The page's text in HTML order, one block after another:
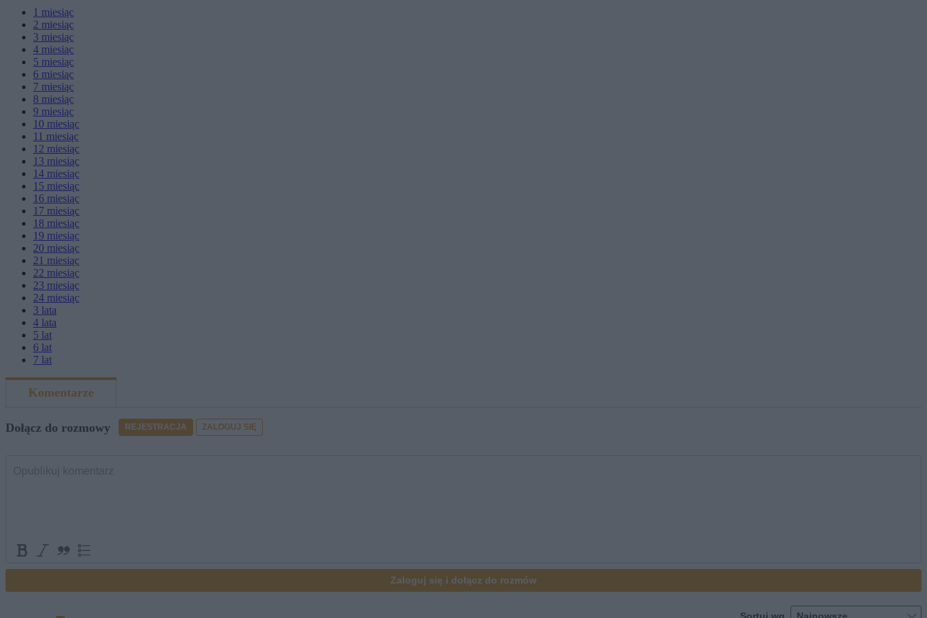
1 miesiąc
2 miesiąc
3 miesiąc
4 miesiąc
5 miesiąc
6 miesiąc
7 miesiąc
8 miesiąc
9 miesiąc
10 miesiąc
11 miesiąc
12 miesiąc
13 miesiąc
14 miesiąc
15 miesiąc
16 miesiąc
17 miesiąc
18 miesiąc
19 miesiąc
20 miesiąc
21 miesiąc
22 miesiąc
23 miesiąc
24 miesiąc
3 lata
4 lata
5 lat
6 lat
7 lat